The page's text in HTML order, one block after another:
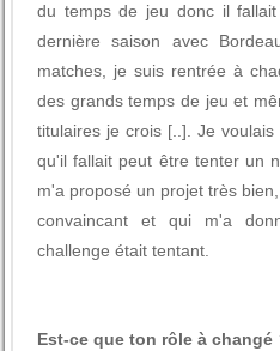
du temps de jeu donc il
dernière saison avec
matches, je suis rentrée à
des grands temps de jeu et
titulaires je crois [..]. Je
qu'il fallait peut être tenter un
m'a proposé un projet très
convaincant et qui m'a
challenge était tentant.
Est-ce que ton rôle à